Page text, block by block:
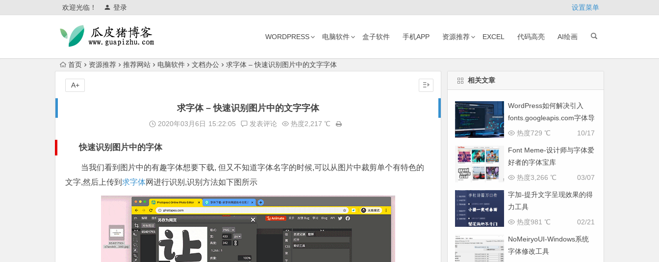
欢迎光临！ 登录 设置菜单
WORDPRESS 电脑软件 盒子软件 手机APP 资源推荐 EXCEL 代码高亮 AI绘画
首页 资源推荐 推荐网站 电脑软件 文档办公 求字体 – 快速识别图片中的文字字体
求字体 – 快速识别图片中的文字字体
2020年03月6日 15:22:05 发表评论 热度2,217 ℃
快速识别图片中的字体
当我们看到图片中的有趣字体想要下载, 但又不知道字体名字的时候,可以从图片中裁剪单个有特色的
文字,然后上传到 求字体网进行识别,识别方法如下图所示
A+
相关文章
WordPress如何解决引入
fonts.googleapis.com字体导
致网页响应缓慢问题
10/17
热度729 ℃
Font Meme-设计师与字体爱
好者的字体宝库
03/07
热度3,266 ℃
字加-提升文字呈现效果的得
力工具
02/21
热度981 ℃
NoMeiryoUI-Windows系统
字体修改工具